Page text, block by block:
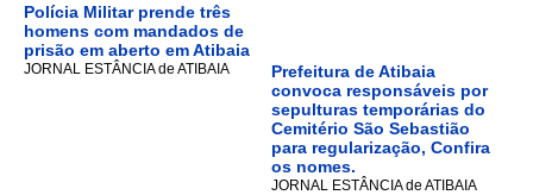
Polícia Militar prende três
homens com mandados de
prisão em aberto em Atibaia
JORNAL ESTÂNCIA de ATIBAIA
Prefeitura de Atibaia
convoca responsáveis por
sepulturas temporárias do
Cemitério São Sebastião
para regularização, Confira
os nomes.
JORNAL ESTÂNCIA de ATIBAIA